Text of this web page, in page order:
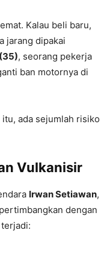
Kalau beli baru,
jarang dipakai
, seorang pekerja
ban motornya di
ada sejumlah risiko
Vulkanisir
Irwan Setiawan,
dengan